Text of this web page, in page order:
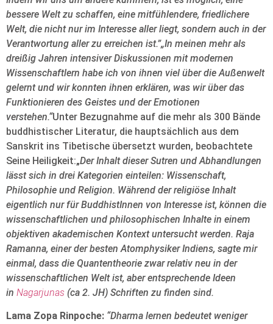
bessere Welt zu schaffen, eine mitfühlendere, friedlichere
Welt, die nicht nur im Interesse aller liegt, sondern auch in der
Verantwortung aller zu erreichen ist.”„In meinen mehr als
dreißig Jahren intensiver Diskussionen mit modernen
Wissenschaftlern habe ich von ihnen viel über die Außenwelt
gelernt und wir konnten ihnen erklären, was wir über das
Funktionieren des Geistes und der Emotionen
verstehen.“Unter Bezugnahme auf die mehr als 300 Bände
buddhistischer Literatur, die hauptsächlich aus dem
Sanskrit ins Tibetische übersetzt wurden, beobachtete
Seine Heiligkeit:„Der Inhalt dieser Sutren und Abhandlungen
lässt sich in drei Kategorien einteilen: Wissenschaft,
Philosophie und Religion. Während der religiöse Inhalt
eigentlich nur für BuddhistInnen von Interesse ist, können die
wissenschaftlichen und philosophischen Inhalte in einem
objektiven akademischen Kontext untersucht werden. Raja
Ramanna, einer der besten Atomphysiker Indiens, sagte mir
einmal, dass die Quantentheorie zwar relativ neu in der
wissenschaftlichen Welt ist, aber entsprechende Ideen
in Nagarjunas (ca 2. JH) Schriften zu finden sind.
Lama Zopa Rinpoche: “Dharma lernen bedeutet weniger